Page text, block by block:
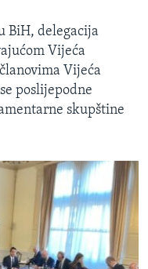
BiH, delegacija
Vijeća
Vijeća
poslijepodne
skupštine